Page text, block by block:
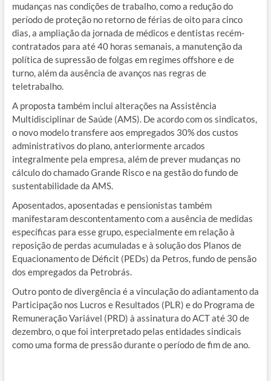
mudanças nas condições de trabalho, como a redução do
período de proteção no retorno de férias de oito para cinco
dias, a ampliação da jornada de médicos e dentistas recém-
contratados para até 40 horas semanais, a manutenção da
política de supressão de folgas em regimes offshore e de
turno, além da ausência de avanços nas regras de
teletrabalho.
A proposta também inclui alterações na Assistência
Multidisciplinar de Saúde (AMS). De acordo com os sindicatos,
o novo modelo transfere aos empregados 30% dos custos
administrativos do plano, anteriormente arcados
integralmente pela empresa, além de prever mudanças no
cálculo do chamado Grande Risco e na gestão do fundo de
sustentabilidade da AMS.
Aposentados, aposentadas e pensionistas também
manifestaram descontentamento com a ausência de medidas
específicas para esse grupo, especialmente em relação à
reposição de perdas acumuladas e à solução dos Planos de
Equacionamento de Déficit (PEDs) da Petros, fundo de pensão
dos empregados da Petrobrás.
Outro ponto de divergência é a vinculação do adiantamento da
Participação nos Lucros e Resultados (PLR) e do Programa de
Remuneração Variável (PRD) à assinatura do ACT até 30 de
dezembro, o que foi interpretado pelas entidades sindicais
como uma forma de pressão durante o período de fim de ano.